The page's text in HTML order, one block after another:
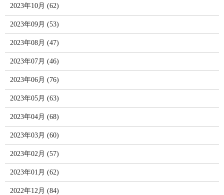
2023年10月 (62)
2023年09月 (53)
2023年08月 (47)
2023年07月 (46)
2023年06月 (76)
2023年05月 (63)
2023年04月 (68)
2023年03月 (60)
2023年02月 (57)
2023年01月 (62)
2022年12月 (84)